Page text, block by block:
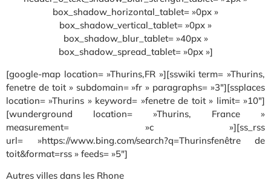
box_shadow_horizontal_tablet= »0px »
box_shadow_vertical_tablet= »0px »
box_shadow_blur_tablet= »40px »
box_shadow_spread_tablet= »0px »]
[google-map location= »Thurins,FR »][sswiki term= »Thurins,
fenetre de toit » subdomain= »fr » paragraphs= »3″][ssplaces
location= »Thurins » keyword= »fenetre de toit » limit= »10″]
[wunderground location= »Thurins, France »
measurement= »c »][ss_rss
url= »https://www.bing.com/search?q=Thurinsfenêtre de
toit&format=rss » feeds= »5″]
Autres villes dans les Rhone